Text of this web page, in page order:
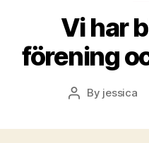
Vi har
förening
By jessica